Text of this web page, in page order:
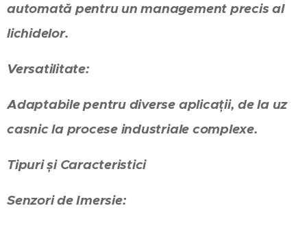
automată pentru un management precis al
lichidelor.
Versatilitate:
Adaptabile pentru diverse aplicații, de la uz
casnic la procese industriale complexe.
Tipuri și Caracteristici
Senzori de Imersie: